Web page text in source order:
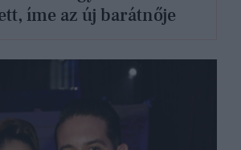
íme az új barátnője